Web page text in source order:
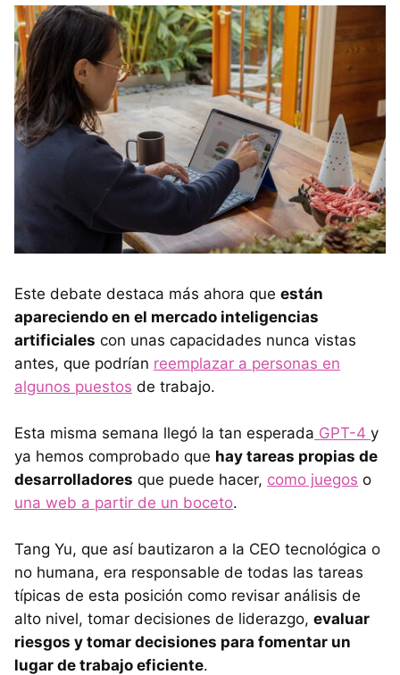
Este debate destaca más ahora que están
apareciendo en el mercado inteligencias
artificiales con unas capacidades nunca vistas
antes, que podrían reemplazar a personas en
algunos puestos de trabajo.
Esta misma semana llegó la tan esperada GPT-4 y
ya hemos comprobado que hay tareas propias de
desarrolladores que puede hacer, como juegos o
una web a partir de un boceto.
Tang Yu, que así bautizaron a la CEO tecnológica o
no humana, era responsable de todas las tareas
típicas de esta posición como revisar análisis de
alto nivel, tomar decisiones de liderazgo, evaluar
riesgos y tomar decisiones para fomentar un
lugar de trabajo eficiente.